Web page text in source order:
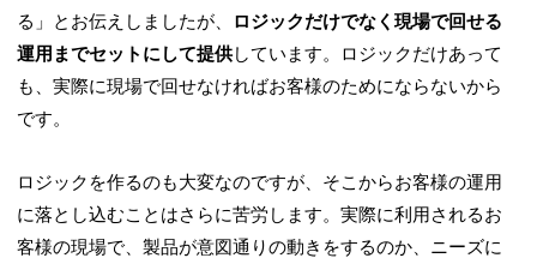
る」とお伝えしましたが、
ロジックだけでなく現場で回せる
運用までセットにして提供しています。ロジックだけあって
も、実際に現場で回せなければお客様のためにならないから
です。
ロジックを作るのも大変なのですが、そこからお客様の運用
に落とし込むことはさらに苦労します。実際に利用されるお
客様の現場で、製品が意図通りの動きをするのか、ニーズに